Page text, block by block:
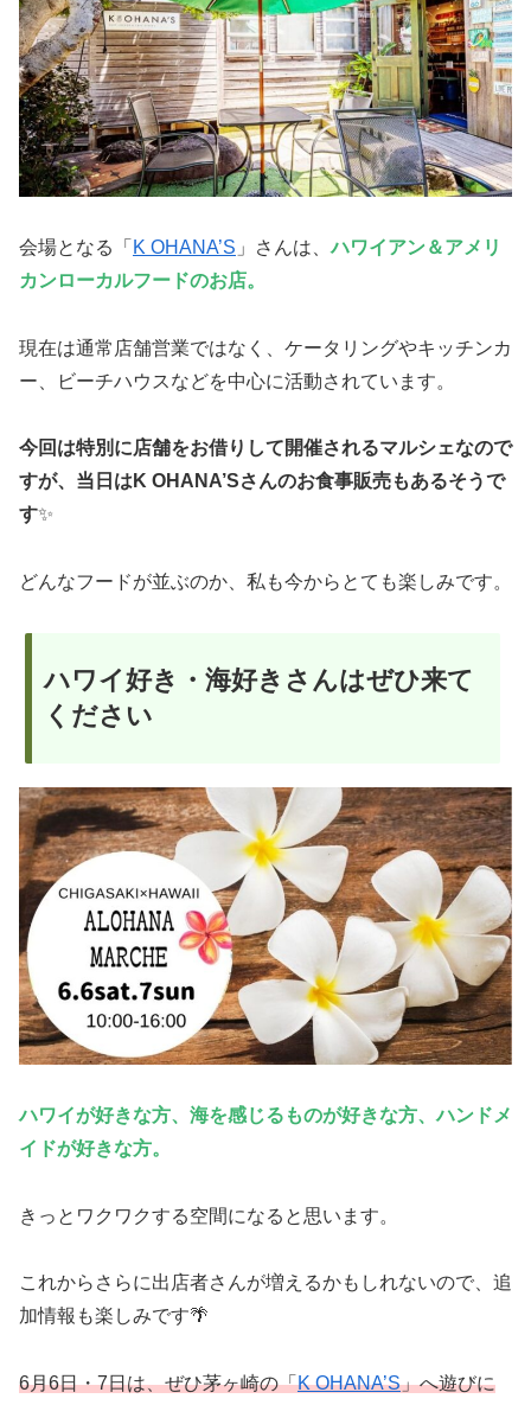
会場となる「 K OHANA’S 」さんは、ハワイアン＆アメリ
カンローカルフードのお店。
現在は通常店舗営業ではなく、ケータリングやキッチンカ
ー、ビーチハウスなどを中心に活動されています。
今回は特別に店舗をお借りして開催されるマルシェなので
すが、当日はK OHANA’Sさんのお食事販売もあるそうで
す✨
どんなフードが並ぶのか、私も今からとても楽しみです。
ハワイ好き・海好きさんはぜひ来て
ください
ハワイが好きな方、海を感じるものが好きな方、ハンドメ
イドが好きな方。
きっとワクワクする空間になると思います。
これからさらに出店者さんが増えるかもしれないので、追
加情報も楽しみです🌴
6月6日・7日は、ぜひ茅ヶ崎の「K OHANA’S」へ遊びに